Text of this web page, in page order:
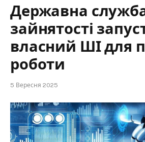
Державна
зайнятості
власний ШІ для
роботи
5 Вересня 2025